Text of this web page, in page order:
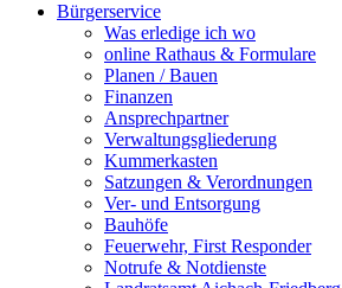
Bürgerservice
Was erledige ich wo
online Rathaus & Formulare
Planen / Bauen
Finanzen
Ansprechpartner
Verwaltungsgliederung
Kummerkasten
Satzungen & Verordnungen
Ver- und Entsorgung
Bauhöfe
Feuerwehr, First Responder
Notrufe & Notdienste